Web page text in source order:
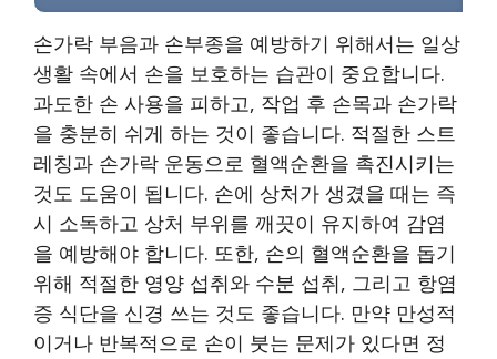
손가락 부음과 손부종을 예방하기 위해서는 일상
생활 속에서 손을 보호하는 습관이 중요합니다.
과도한 손 사용을 피하고, 작업 후 손목과 손가락
을 충분히 쉬게 하는 것이 좋습니다. 적절한 스트
레칭과 손가락 운동으로 혈액순환을 촉진시키는
것도 도움이 됩니다. 손에 상처가 생겼을 때는 즉
시 소독하고 상처 부위를 깨끗이 유지하여 감염
을 예방해야 합니다. 또한, 손의 혈액순환을 돕기
위해 적절한 영양 섭취와 수분 섭취, 그리고 항염
증 식단을 신경 쓰는 것도 좋습니다. 만약 만성적
이거나 반복적으로 손이 붓는 문제가 있다면 정